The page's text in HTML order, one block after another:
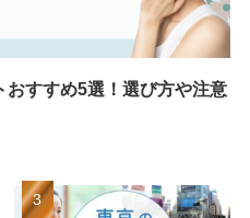
おすすめ5選！選び方や注意